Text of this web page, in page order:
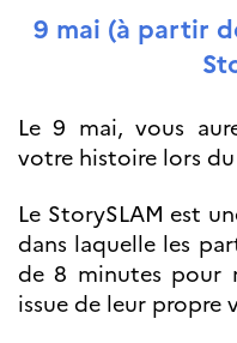
9 mai (à partir
Le 9 mai, vous
votre histoire lors
Le StorySLAM est
dans laquelle les
de 8 minutes pour
issue de leur propre